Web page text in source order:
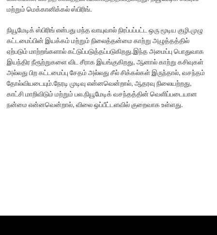
மற்றும் மெக்கானிக்கல் ஸ்பிரிங்.
நியூமேடிக் ஸ்பிரிங் என்பது மந்த வாயுவால் நிரப்பப்பட்ட ஒரு மூடிய குழி.முழு
கட்டமைப்பின் இயக்கம் மற்றும் நிலைத்தன்மை காற்று அழுத்தத்தில்
ஏற்படும் மாற்றங்களால் கட்டுப்படுத்தப்படுகிறது.இந்த அமைப்பு பொதுவாக
இயந்திர நீரூற்றுகளை விட சீராக இயங்குகிறது, ஆனால் காற்று கசிவுகள்
அல்லது பிற கட்டமைப்பு சேதம் அல்லது சீல் சிக்கல்கள் இருந்தால், வசந்தம்
தோல்வியடையும்.நேரடி முடிவு என்னவென்றால், ஆதரவு நிலையற்றது,
காட்சி மாறிவிடும் மற்றும் பல.நியூமேடிக் வசந்தத்தின் வெளிப்படையான
நன்மை என்னவென்றால், விலை ஒப்பீட்டளவில் குறைவாக உள்ளது.